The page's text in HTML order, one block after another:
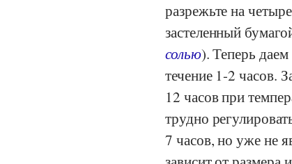
разрежьте на
застеленный
солью). Теперь
течение 1-2 часов.
12 часов при
трудно
7 часов, но уже не